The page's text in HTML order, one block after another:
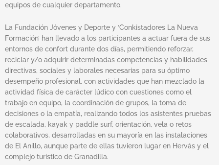
equipos de cualquier departamento.
La Fundación Jóvenes y Deporte y ‘Conkistadores La Nueva
Formación’ han llevado a los participantes a actuar fuera de sus
entornos de confort durante dos días, permitiendo reforzar,
reciclar y/o adquirir determinadas competencias y habilidades
directivas, sociales y laborales necesarias para su óptimo
desempeño profesional, con actividades que han mezclado la
actividad física de carácter lúdico con cuestiones como el
trabajo en equipo, la coordinación de grupos, la toma de
decisiones o la empatía, realizando todos los asistentes pruebas
de escalada, kayak y paddle surf, orientación, vela o retos
colaborativos, desarrolladas en su mayoría en las instalaciones
de El Anillo, aunque parte de ellas tuvieron lugar en Hervás y el
complejo turístico de Granadilla.